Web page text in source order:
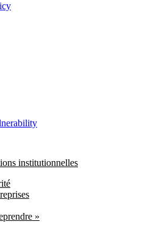
institutionnelles
»